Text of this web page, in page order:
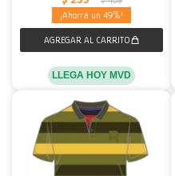
49
LLEGA HOY MVD